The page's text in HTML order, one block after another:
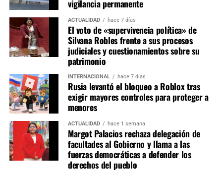
Estas designaciones representan la etapa de mayor
negociación política, pues las presidencias de comisiones
estratégicas como Constitución, Economía, Justicia y
Fiscalización suelen concentrar la mayor influencia en la
agenda legislativa.
La conformación de las comisiones marcará el equilibrio
de poder dentro del primer Congreso bicameral instalado
tras la reforma constitucional. Si bien Fuerza Popular
parte como la primera fuerza parlamentaria, la ausencia
de una mayoría absoluta obliga a construir consensos
con otras bancadas para conducir las comisiones más
relevantes y asegurar la viabilidad de las iniciativas
legislativas durante el periodo 2026-2027.
vigilancia permanente
ACTUALIDAD hace 7 días
El voto de «supervivencia política» de
Silvana Robles frente a sus procesos
judiciales y cuestionamientos sobre su
patrimonio
INTERNACIONAL hace 7 días
Rusia levantó el bloqueo a Roblox tras
exigir mayores controles para proteger a
menores
ACTUALIDAD hace 1 semana
Margot Palacios rechaza delegación de
facultades al Gobierno y llama a las
fuerzas democráticas a defender los
derechos del pueblo